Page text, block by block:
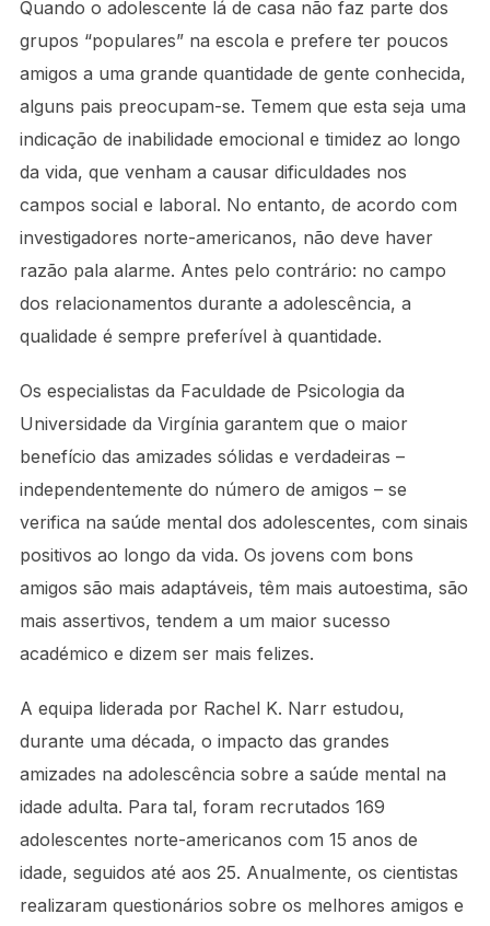
Quando o adolescente lá de casa não faz parte dos
grupos “populares” na escola e prefere ter poucos
amigos a uma grande quantidade de gente conhecida,
alguns pais preocupam-se. Temem que esta seja uma
indicação de inabilidade emocional e timidez ao longo
da vida, que venham a causar dificuldades nos
campos social e laboral. No entanto, de acordo com
investigadores norte-americanos, não deve haver
razão pala alarme. Antes pelo contrário: no campo
dos relacionamentos durante a adolescência, a
qualidade é sempre preferível à quantidade.
Os especialistas da Faculdade de Psicologia da
Universidade da Virgínia garantem que o maior
benefício das amizades sólidas e verdadeiras –
independentemente do número de amigos – se
verifica na saúde mental dos adolescentes, com sinais
positivos ao longo da vida. Os jovens com bons
amigos são mais adaptáveis, têm mais autoestima, são
mais assertivos, tendem a um maior sucesso
académico e dizem ser mais felizes.
A equipa liderada por Rachel K. Narr estudou,
durante uma década, o impacto das grandes
amizades na adolescência sobre a saúde mental na
idade adulta. Para tal, foram recrutados 169
adolescentes norte-americanos com 15 anos de
idade, seguidos até aos 25. Anualmente, os cientistas
realizaram questionários sobre os melhores amigos e